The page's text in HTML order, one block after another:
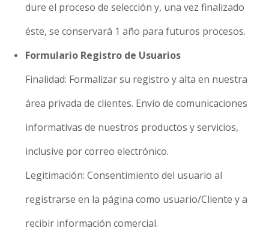
dure el proceso de selección y, una vez finalizado
éste, se conservará 1 año para futuros procesos.
Formulario Registro de Usuarios
Finalidad: Formalizar su registro y alta en nuestra
área privada de clientes. Envío de comunicaciones
informativas de nuestros productos y servicios,
inclusive por correo electrónico.
Legitimación: Consentimiento del usuario al
registrarse en la página como usuario/Cliente y a
recibir información comercial.